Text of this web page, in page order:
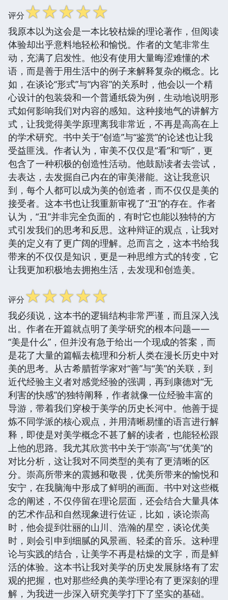
评分☆☆☆☆☆
我原本以为这会是一本比较枯燥的理论著作，但阅读
体验却出乎意料地轻松和愉悦。作者的文笔非常生
动，充满了启发性。他没有使用大量晦涩难懂的术
语，而是善于用生活中的例子来解释复杂的概念。比
如，在谈论“形式”与“内容”的关系时，他会以一个精
心设计的包装袋和一个普通纸袋为例，生动地说明形
式如何影响我们对内容的感知。这种接地气的讲解方
式，让我觉得美学原理离我非常近，不再是高高在上
的学术研究。书中关于“创造”与“鉴赏”的论述也让我
受益匪浅。作者认为，审美不仅仅是“看”和“听”，更
包含了一种积极的创造性活动。他鼓励读者去尝试，
去表达，去发掘自己内在的审美潜能。这让我意识
到，每个人都可以成为美的创造者，而不仅仅是美的
接受者。这本书也让我重新审视了“丑”的存在。作者
认为，“丑”并非完全负面的，有时它也能以独特的方
式引发我们的思考和反思。这种辩证的观点，让我对
美的定义有了更广阔的理解。总而言之，这本书给我
带来的不仅仅是知识，更是一种思维方式的转变，它
让我更加积极地去拥抱生活，去发现和创造美。
评分☆☆☆☆☆
我必须说，这本书的逻辑结构非常严谨，而且深入浅
出。作者在开篇就点明了美学研究的根本问题——
“美是什么”，但并没有急于给出一个现成的答案，而
是花了大量的篇幅去梳理和分析人类在漫长历史中对
美的思考。从古希腊哲学家对“善”与“美”的关联，到
近代经验主义者对感觉经验的强调，再到康德对“无
利害的快感”的独特阐释，作者就像一位经验丰富的
导游，带着我们穿梭于美学的历史长河中。他善于提
炼不同学派的核心观点，并用清晰易懂的语言进行解
释，即使是对美学概念不甚了解的读者，也能轻松跟
上他的思路。我尤其欣赏书中关于“崇高”与“优美”的
对比分析，这让我对不同类型的美有了更清晰的区
分。崇高所带来的震撼和敬畏，优美所带来的愉悦和
安宁，在我脑海中形成了鲜明的画面。书中对这些概
念的阐述，不仅停留在理论层面，还会结合大量具体
的艺术作品和自然现象进行佐证，比如，谈论崇高
时，他会提到壮丽的山川、浩瀚的星空，谈论优美
时，则会引申到细腻的风景画、轻柔的音乐。这种理
论与实践的结合，让美学不再是枯燥的文字，而是鲜
活的体验。这本书让我对美学的历史发展脉络有了宏
观的把握，也对那些经典的美学理论有了更深刻的理
解，为我进一步深入研究美学打下了坚实的基础。